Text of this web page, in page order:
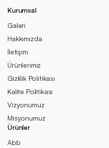
Kurumsal
Galeri
Hakkımızda
İletişim
Ürünlerimiz
Gizlilik Politikası
Kalite Politikası
Vizyonumuz
Misyonumuz
Ürünler
Abb